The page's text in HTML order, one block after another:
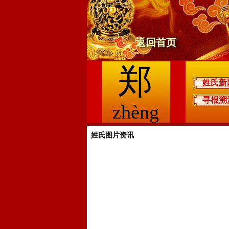
返回首页
郑
zhèng
姓氏新
寻根溯
姓氏图片资讯